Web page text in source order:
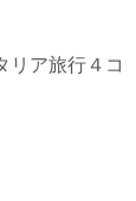
リア旅行４コ